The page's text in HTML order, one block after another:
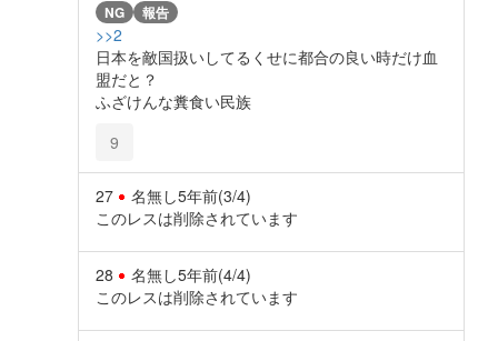
NG 報告
>>2
日本を敵国扱いしてるくせに都合の良い時だけ血
盟だと？
ふざけんな糞食い民族
9
27 名無し5年前(3/4)
このレスは削除されています
28 名無し5年前(4/4)
このレスは削除されています